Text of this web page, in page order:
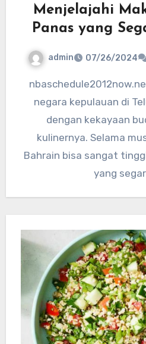
Menjelajahi
Panas yang
admin 07/26/2024
nbaschedule2012now.net – Bahrain, sebuah
negara kepulauan di
dengan kekayaan
kulinernya. Selama
Bahrain bisa sangat
yang